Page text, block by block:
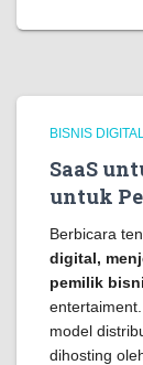
BISNIS
SaaS
untuk
Berbicara
digital,
pemilik
model
dihosting